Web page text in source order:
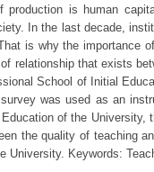
is human
In the last decade,
is why the importance
relationship that exists
School of Initial
was used as an
of the University,
the quality of teaching
Keywords: